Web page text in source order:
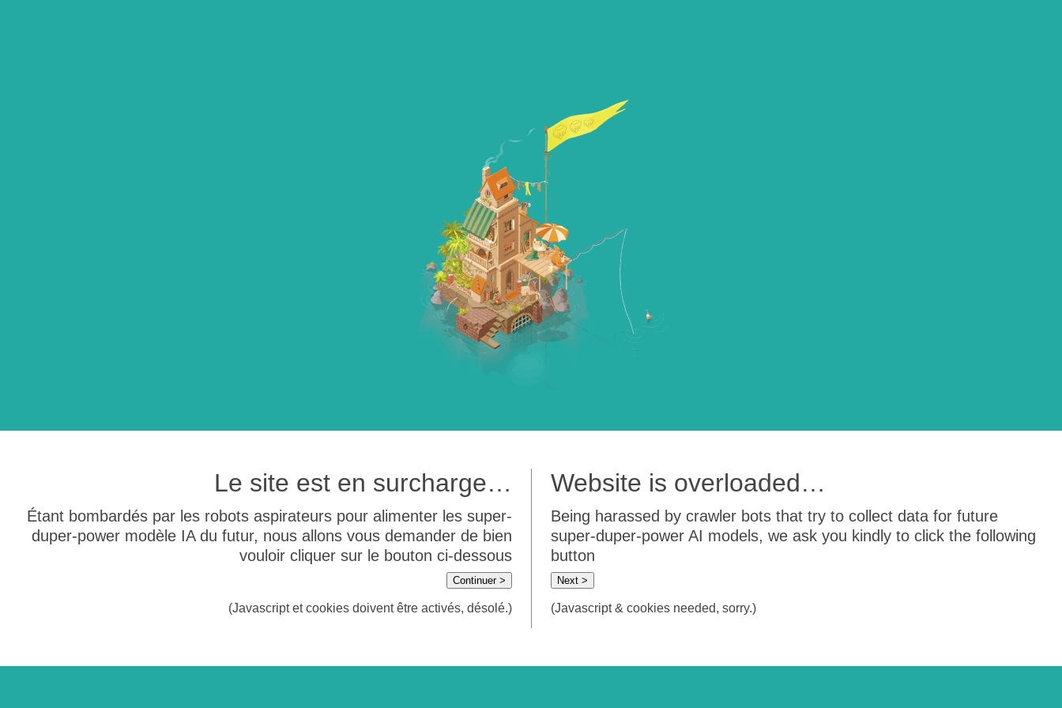
Le site est en surcharge…
Étant bombardés par les robots aspirateurs pour alimenter les super-
duper-power modèle IA du futur, nous allons vous demander de bien
vouloir cliquer sur le bouton ci-dessous
Continuer >
(Javascript et cookies doivent être activés, désolé.)
Website is overloaded…
Being harassed by crawler bots that try to collect data for future
super-duper-power AI models, we ask you kindly to click the following
button
Next >
(Javascript & cookies needed, sorry.)